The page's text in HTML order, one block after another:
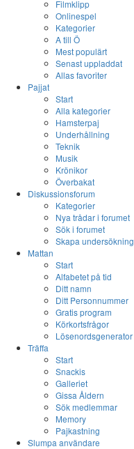
Filmklipp
Onlinespel
Kategorier
A till Ö
Mest populärt
Senast uppladdat
Allas favoriter
Pajjat
Start
Alla kategorier
Hamsterpaj
Underhållning
Teknik
Musik
Krönikor
Överbakat
Diskussionsforum
Kategorier
Nya trådar i forumet
Sök i forumet
Skapa undersökning
Mattan
Start
Alfabetet på tid
Ditt namn
Ditt Personnummer
Gratis program
Körkortsfrågor
Lösenordsgenerator
Träffa
Start
Snackis
Galleriet
Gissa Åldern
Sök medlemmar
Memory
Pajkastning
Slumpa användare